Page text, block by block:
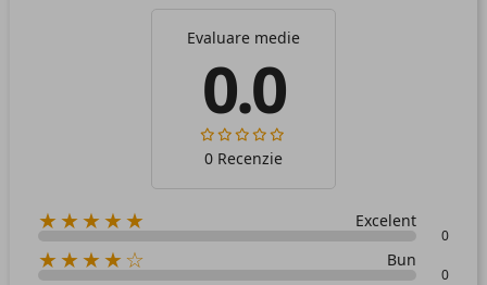
Evaluare medie
0.0
0 Recenzie
★★★★★ Excelent
0
★★★★☆ Bun
0